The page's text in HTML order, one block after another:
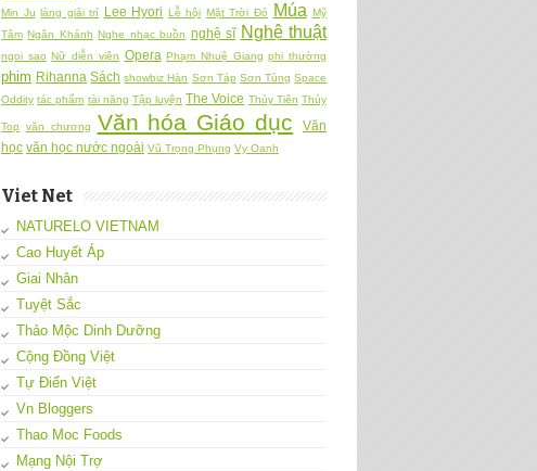
Min Ju làng giải trí Lee Hyori Lễ hội Mặt Trời Đỏ Múa Mỹ
Tâm Ngân Khánh Nghe nhạc buồn nghệ sĩ Nghệ thuật
ngoi sao Nữ diễn viên Opera Phạm Nhuệ Giang phi thường
phim Rihanna Sách showbiz Hàn Sơn Táp Sơn Tùng Space
Oddity tác phẩm tài năng Tập luyện The Voice Thủy Tiên Thủy
Top văn chương Văn hóa Giáo dục
Văn
học văn học nước ngoài Vũ Trọng Phụng Vy Oanh
Viet Net
NATURELO VIETNAM
Cao Huyết Áp
Giai Nhân
Tuyệt Sắc
Thảo Mộc Dinh Dưỡng
Cộng Đồng Việt
Tự Điển Việt
Vn Bloggers
Thao Moc Foods
Mạng Nội Trợ